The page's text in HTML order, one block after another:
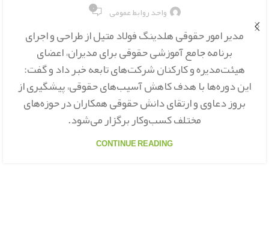
واحد روابط عمومی ۰
مدیر امور حقوقی هلدینگ فولاد متیل از طراحی و اجرای
برنامه جامع آموزشی حقوقی برای مدیران، اعضای
هیئت‌مدیره و کارکنان شرکت‌های تابعه خبر داد و گفت:
این دوره‌ها با هدف کاهش آسیب‌های حقوقی، پیشگیری از
بروز دعاوی و ارتقای دانش حقوقی همکاران در حوزه‌های
مختلف کسب‌وکار برگزار می‌شود.
CONTINUE READING